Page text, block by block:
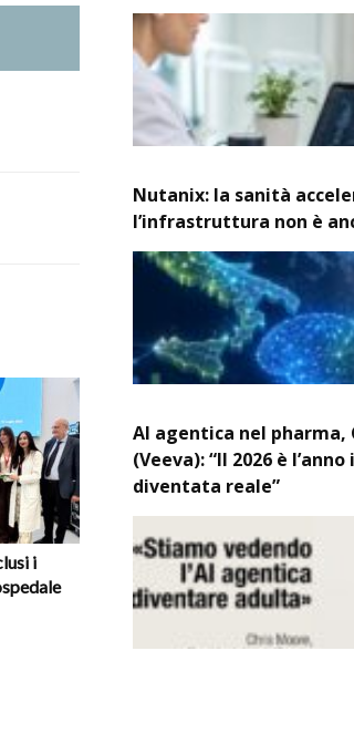
i
Nutanix: la sanità
l’infrastruttura non è
AI agentica nel pharma,
(Veeva): “Il 2026 è l’anno
diventata reale”